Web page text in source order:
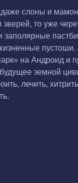
слоны и
то уже
заполярные
пустоши.
на Андроид и
земной
лечить,